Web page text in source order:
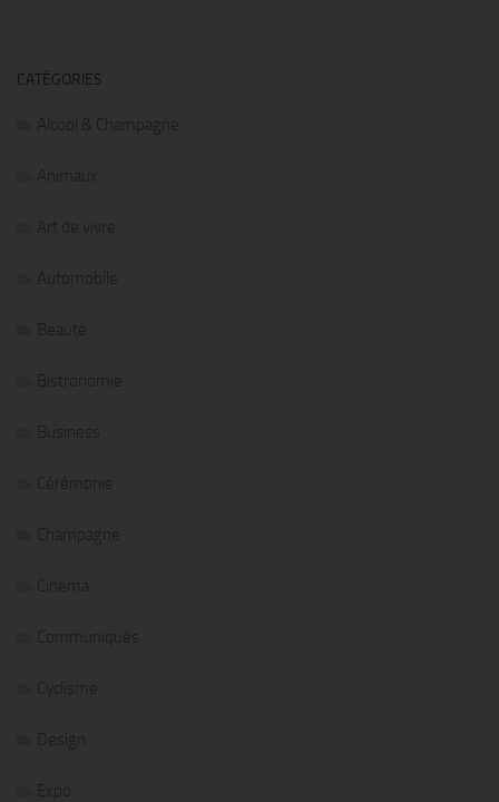
CATÉGORIES
Alcool & Champagne
Animaux
Art de vivre
Automobile
Beauté
Bistronomie
Business
Cérémonie
Champagne
Cinéma
Communiqués
Cyclisme
Design
Expo